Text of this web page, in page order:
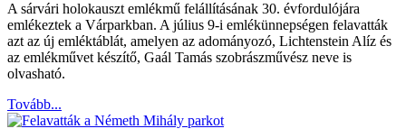
A sárvári holokauszt emlékmű felállításának 30. évfordulójára
emlékeztek a Várparkban. A július 9-i emlékünnepségen felavatták
azt az új emléktáblát, amelyen az adományozó, Lichtenstein Alíz és
az emlékművet készítő, Gaál Tamás szobrászművész neve is
olvasható.
Tovább...